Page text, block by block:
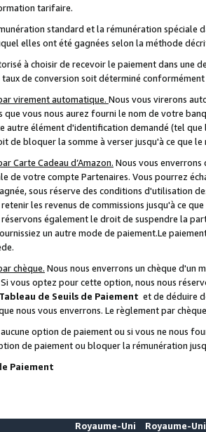
tarifaire.
standard et la rémunération spéciale
elles ont été gagnées selon la méthode
à choisir de recevoir le paiement dans une
de conversion soit déterminé
virement automatique. Nous vous virerons
que vous nous aurez fourni le nom de votre
autre élément d'identification demandé (tel que
de bloquer la somme à verser jusqu'à ce que
Carte Cadeau d’Amazon. Nous vous
de votre compte Partenaires. Vous pourrez
sous réserve des conditions d'utilisation
les revenus de commissions jusqu'à ce
également le droit de suspendre la
un autre mode de paiement.Le
chèque. Nous nous enverrons un chèque d'un
vous optez pour cette option, nous nous
Tableau de Seuils de Paiement et de déduire
nous vous enverrons. Le règlement par
aucune option de paiement ou si vous ne nous
de paiement ou bloquer la rémunération
Paiement
Royaume-Uni
Royaume-Uni